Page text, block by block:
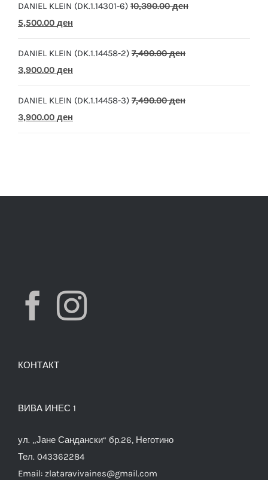
DANIEL KLEIN (DK.1.14301-6) 10,390.00ден
Original
was:
10,390.00 ден.
5,500.00 ден
is:
5,500.00 ден.
DANIEL KLEIN (DK.1.14458-2) 7,490.00ден
Original
was:
7,490.00 ден.
3,900.00 ден
is:
3,900.00 ден.
DANIEL KLEIN (DK.1.14458-3) 7,490.00ден
Original
3,900.00 ден
КОНТАКТ
ВИВА ИНЕС 1
ул. „Јане Сандански“ бр.26, Неготино
Тел. 043362284
Email: zlataravivaines@gmail.com